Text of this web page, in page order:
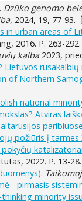
. Dzūko genomo
2024, 19, 77-93.
in urban areas of
2016. P. 263-292.
kalba2023,
Lietuvos
of Northern
national
Atviras
paribiuose
požiūris į
katalizatoriai
2022. P. 13-28.
.
- pirmasis
minority